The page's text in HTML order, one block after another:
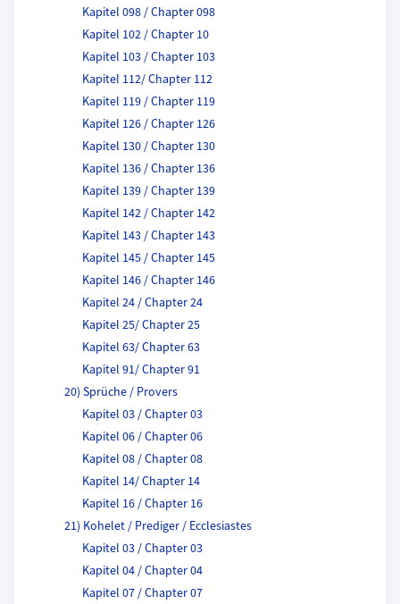
Kapitel 098 / Chapter 098
Kapitel 102 / Chapter 10
Kapitel 103 / Chapter 103
Kapitel 112/ Chapter 112
Kapitel 119 / Chapter 119
Kapitel 126 / Chapter 126
Kapitel 130 / Chapter 130
Kapitel 136 / Chapter 136
Kapitel 139 / Chapter 139
Kapitel 142 / Chapter 142
Kapitel 143 / Chapter 143
Kapitel 145 / Chapter 145
Kapitel 146 / Chapter 146
Kapitel 24 / Chapter 24
Kapitel 25/ Chapter 25
Kapitel 63/ Chapter 63
Kapitel 91/ Chapter 91
20) Sprüche / Provers
Kapitel 03 / Chapter 03
Kapitel 06 / Chapter 06
Kapitel 08 / Chapter 08
Kapitel 14/ Chapter 14
Kapitel 16 / Chapter 16
21) Kohelet / Prediger / Ecclesiastes
Kapitel 03 / Chapter 03
Kapitel 04 / Chapter 04
Kapitel 07 / Chapter 07